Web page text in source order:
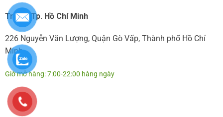
Trụ sở Tp. Hồ Chí Minh
226 Nguyễn Văn Lượng, Quận Gò Vấp, Thành phố Hồ Chí
Minh
Giờ mở hàng: 7:00-22:00 hàng ngày